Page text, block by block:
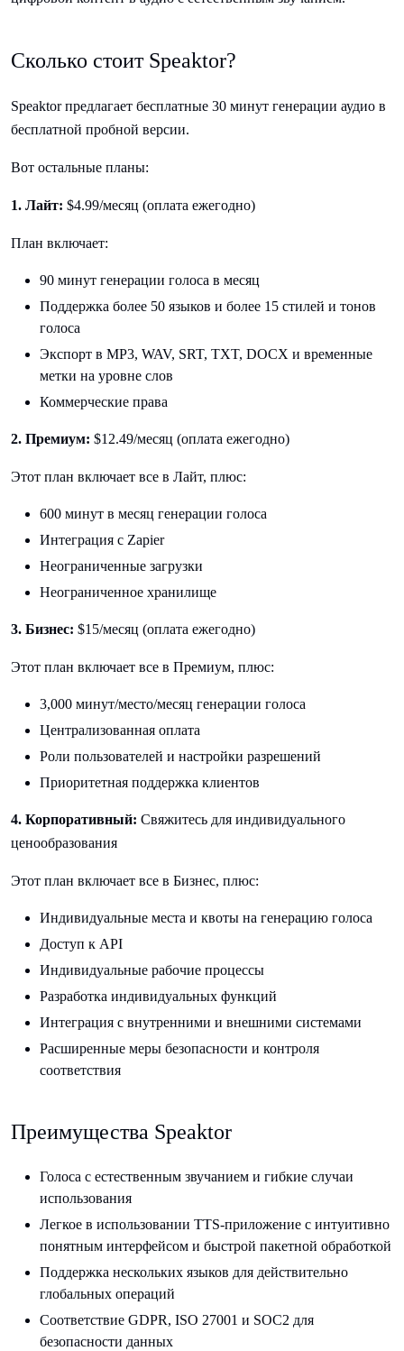
Сколько стоит Speaktor?
Speaktor предлагает бесплатные 30 минут генерации аудио в
бесплатной пробной версии.
Вот остальные планы:
1. Лайт: $4.99/месяц (оплата ежегодно)
План включает:
90 минут генерации голоса в месяц
Поддержка более 50 языков и более 15 стилей и тонов
голоса
Экспорт в MP3, WAV, SRT, TXT, DOCX и временные
метки на уровне слов
Коммерческие права
2. Премиум: $12.49/месяц (оплата ежегодно)
Этот план включает все в Лайт, плюс:
600 минут в месяц генерации голоса
Интеграция с Zapier
Неограниченные загрузки
Неограниченное хранилище
3. Бизнес: $15/месяц (оплата ежегодно)
Этот план включает все в Премиум, плюс:
3,000 минут/место/месяц генерации голоса
Централизованная оплата
Роли пользователей и настройки разрешений
Приоритетная поддержка клиентов
4. Корпоративный: Свяжитесь для индивидуального
ценообразования
Этот план включает все в Бизнес, плюс:
Индивидуальные места и квоты на генерацию голоса
Доступ к API
Индивидуальные рабочие процессы
Разработка индивидуальных функций
Интеграция с внутренними и внешними системами
Расширенные меры безопасности и контроля
соответствия
Преимущества Speaktor
Голоса с естественным звучанием и гибкие случаи
использования
Легкое в использовании TTS-приложение с интуитивно
понятным интерфейсом и быстрой пакетной обработкой
Поддержка нескольких языков для действительно
глобальных операций
Соответствие GDPR, ISO 27001 и SOC2 для
безопасности данных